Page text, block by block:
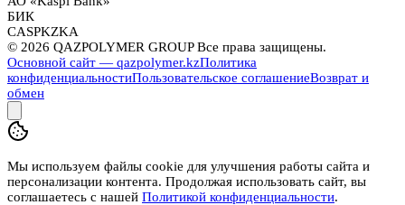
БИК
CASPKZKA
© 2026 QAZPOLYMER GROUP Все права защищены.
Основной сайт — qazpolymer.kzПолитика
конфиденциальностиПользовательское соглашениеВозврат и
обмен
Мы используем файлы cookie для улучшения работы сайта и
персонализации контента. Продолжая использовать сайт, вы
соглашаетесь с нашей Политикой конфиденциальности.